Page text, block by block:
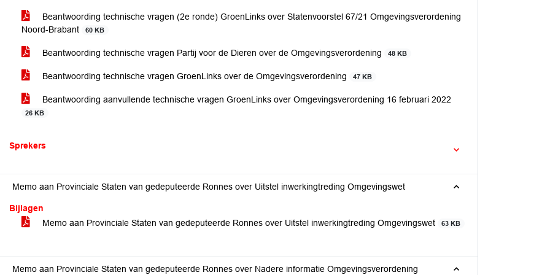
Beantwoording technische vragen (2e ronde) GroenLinks over Statenvoorstel 67/21 Omgevingsverordening
Noord-Brabant
60 KB
Beantwoording technische vragen Partij voor de Dieren over de Omgevingsverordening 48 KB
Beantwoording technische vragen GroenLinks over de Omgevingsverordening 47 KB
Beantwoording aanvullende technische vragen GroenLinks over Omgevingsverordening 16 februari 2022
26 KB
Sprekers
Memo aan Provinciale Staten van gedeputeerde Ronnes over Uitstel inwerkingtreding Omgevingswet
Bijlagen
Memo aan Provinciale Staten van gedeputeerde Ronnes over Uitstel inwerkingtreding Omgevingswet
63 KB
Memo aan Provinciale Staten van gedeputeerde Ronnes over Nadere informatie Omgevingsverordening